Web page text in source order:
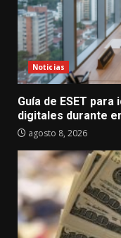
Noticias
Guía de ESET
digitales durante
agosto 8, 2026